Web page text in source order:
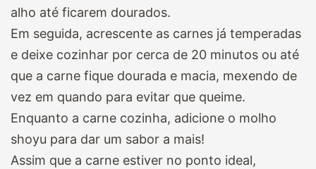
alho até ficarem dourados.
Em seguida, acrescente as carnes já temperadas
e deixe cozinhar por cerca de 20 minutos ou até
que a carne fique dourada e macia, mexendo de
vez em quando para evitar que queime.
Enquanto a carne cozinha, adicione o molho
shoyu para dar um sabor a mais!
Assim que a carne estiver no ponto ideal,